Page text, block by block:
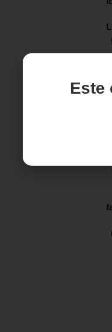
Este